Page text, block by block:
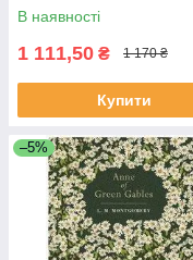
В наявності
1 111,50 ₴ 1 170 ₴
Купити
–5%